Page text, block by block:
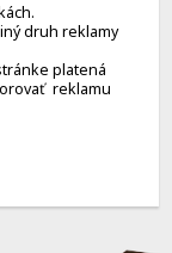
druh reklamy
platená
reklamu